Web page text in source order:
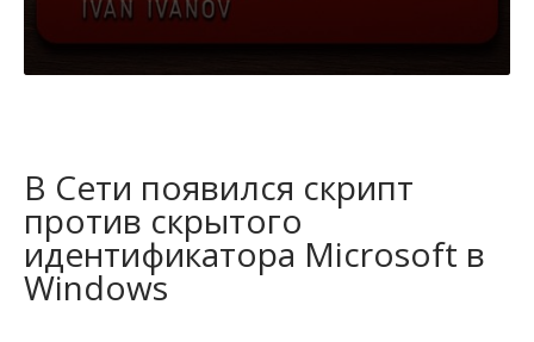
В Сети появился скрипт
против скрытого
идентификатора Microsoft в
Windows